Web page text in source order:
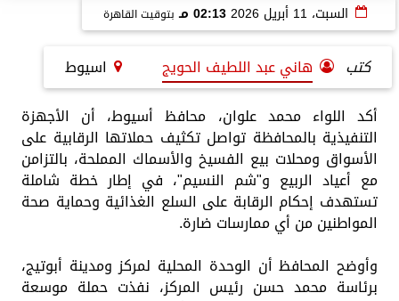
السبت، 11 أبريل 2026 02:13 مـ بتوقيت القاهرة
كتب هاني عبد اللطيف الحويج
اسيوط
أكد اللواء محمد علوان، محافظ أسيوط، أن الأجهزة
التنفيذية بالمحافظة تواصل تكثيف حملاتها الرقابية على
الأسواق ومحلات بيع الفسيخ والأسماك المملحة، بالتزامن
مع أعياد الربيع و"شم النسيم"، في إطار خطة شاملة
تستهدف إحكام الرقابة على السلع الغذائية وحماية صحة
المواطنين من أي ممارسات ضارة.
وأوضح المحافظ أن الوحدة المحلية لمركز ومدينة أبوتيج،
برئاسة محمد حسن رئيس المركز، نفذت حملة موسعة